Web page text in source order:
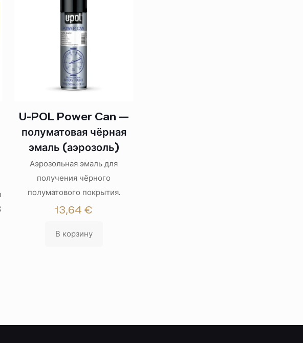
U-POL Power Can —
полуматовая чёрная
эмаль (аэрозоль)
Аэрозольная эмаль для
получения чёрного
полуматового покрытия.
13,64 €
В корзину